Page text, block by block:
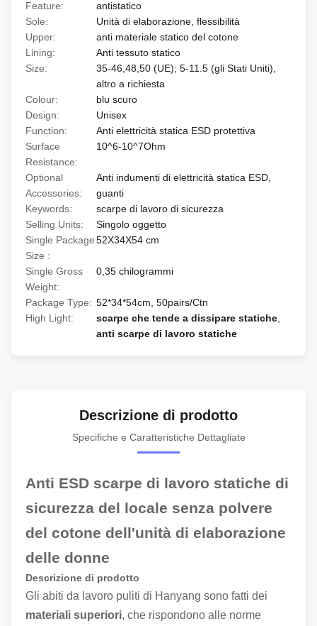
Feature:
antistatico
Sole:
Unità di elaborazione, flessibilità
Upper:
anti materiale statico del cotone
Lining:
Anti tessuto statico
Size:
35-46,48,50 (UE); 5-11.5 (gli Stati Uniti),
altro a richiesta
Colour:
blu scuro
Design:
Unisex
Function:
Anti elettricità statica ESD protettiva
Surface
Resistance:
10^6-10^7Ohm
Optional
Accessories:
Anti indumenti di elettricità statica ESD,
guanti
Keywords:
scarpe di lavoro di sicurezza
Selling Units:
Singolo oggetto
Single Package
Size :
52X34X54 cm
Single Gross
Weight:
0,35 chilogrammi
Package Type: 52*34*54cm, 50pairs/Ctn
High Light:
scarpe che tende a dissipare statiche
anti scarpe di lavoro statiche
Descrizione di prodotto
Specifiche e Caratteristiche Dettagliate
Anti ESD scarpe di lavoro statiche di
sicurezza del locale senza polvere
del cotone dell'unità di elaborazione
delle donne
Descrizione di prodotto
Gli abiti da lavoro puliti di Hanyang sono fatti dei
materiali superiori, che rispondono alle norme